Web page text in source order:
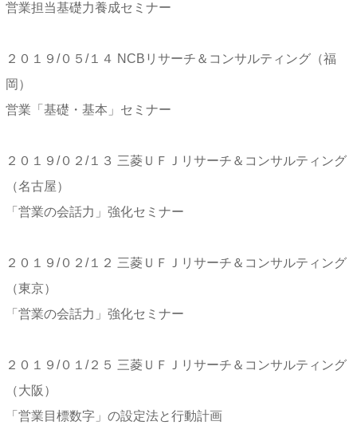
営業担当基礎力養成セミナー
２０１９/０５/１４ NCBリサーチ＆コンサルティング（福
岡）
営業「基礎・基本」セミナー
２０１９/０２/１３ 三菱ＵＦＪリサーチ＆コンサルティング
（名古屋）
「営業の会話力」強化セミナー
２０１９/０２/１２ 三菱ＵＦＪリサーチ＆コンサルティング
（東京）
「営業の会話力」強化セミナー
２０１９/０１/２５ 三菱ＵＦＪリサーチ＆コンサルティング
（大阪）
「営業目標数字」の設定法と行動計画